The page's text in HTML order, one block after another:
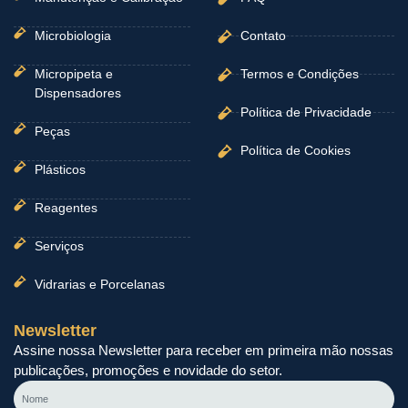
Microbiologia
Micropipeta e
Dispensadores
Peças
Plásticos
Reagentes
Serviços
Vidrarias e Porcelanas
Contato
Termos e Condições
Política de Privacidade
Política de Cookies
Newsletter
Assine nossa Newsletter para receber em primeira mão nossas
publicações, promoções e novidade do setor.
Nome